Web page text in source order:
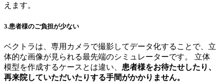
えます。
3.患者様のご負担が少ない
ベクトラは、専用カメラで撮影してデータ化することで、立
体的な画像が見られる最先端のシミュレーターです。 立体
模型を作成するケースとは違い、 患者様をお待たせしたり、
再来院していただいたりする手間がかかりません。